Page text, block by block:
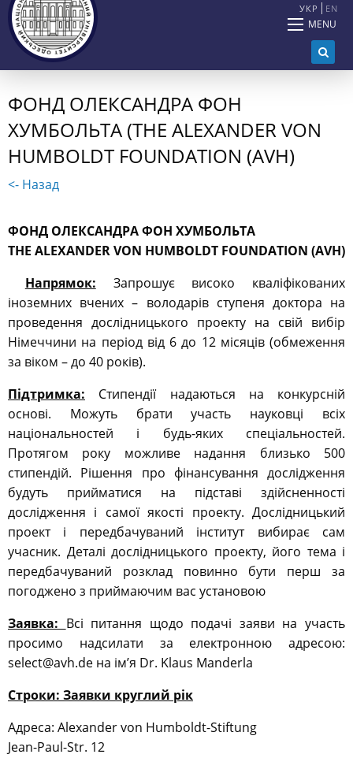
УКР EN
MENU
ФОНД ОЛЕКСАНДРА ФОН
ХУМБОЛЬТА (THE ALEXANDER VON
HUMBOLDT FOUNDATION (AVH)
<- Назад
ФОНД ОЛЕКСАНДРА ФОН ХУМБОЛЬТА
THE ALEXANDER VON HUMBOLDT FOUNDATION (AVH)
Напрямок: Запрошує високо кваліфікованих
іноземних вчених – володарів ступеня доктора на
проведення дослідницького проекту на свій вибір
Німеччини на період від 6 до 12 місяців (обмеження
за віком – до 40 років).
Підтримка: Стипендії надаються на конкурсній
основі. Можуть брати участь науковці всіх
національностей і будь-яких спеціальностей.
Протягом року можливе надання близько 500
стипендій. Рішення про фінансування дослідження
будуть прийматися на підставі здійсненності
дослідження і самої якості проекту. Дослідницький
проект і передбачуваний інститут вибирає сам
учасник. Деталі дослідницького проекту, його тема і
передбачуваний розклад повинно бути перш за
погоджено з приймаючим вас установою
Заявка: Всі питання щодо подачі заяви на участь
просимо надсилати за електронною адресою:
select@avh.de на ім’я Dr. Klaus Manderla
Строки: Заявки круглий рік
Адреса: Alexander von Humboldt-Stiftung
Jean-Paul-Str. 12